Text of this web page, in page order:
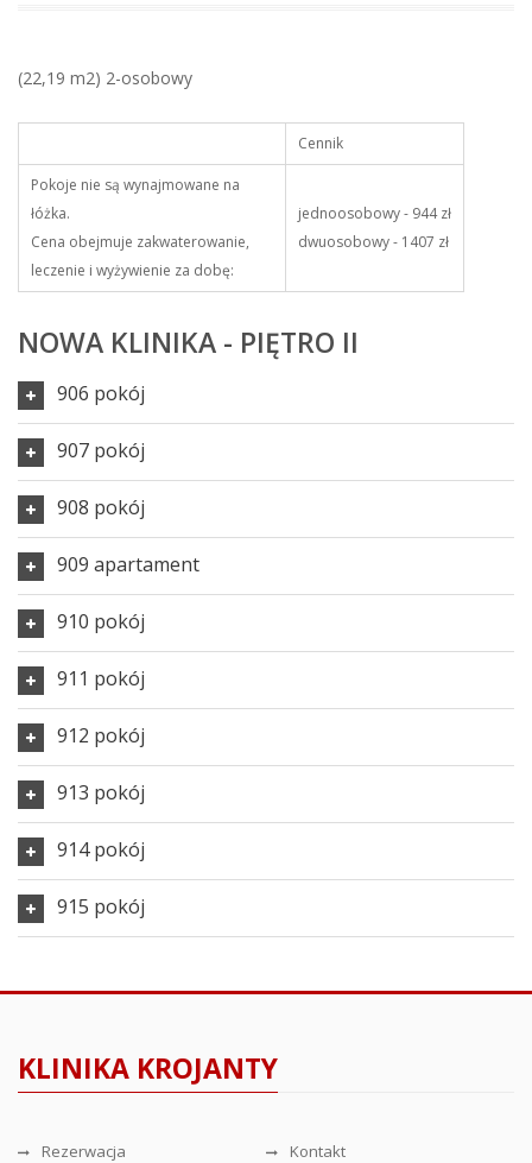
(22,19 m2) 2-osobowy
Cennik
Pokoje nie są wynajmowane na
łóżka.
Cena obejmuje zakwaterowanie,
leczenie i wyżywienie za dobę:
jednoosobowy - 944 zł
dwuosobowy - 1407 zł
NOWA KLINIKA - PIĘTRO II
906 pokój
907 pokój
908 pokój
909 apartament
910 pokój
911 pokój
912 pokój
913 pokój
914 pokój
915 pokój
KLINIKA KROJANTY
Rezerwacja Kontakt